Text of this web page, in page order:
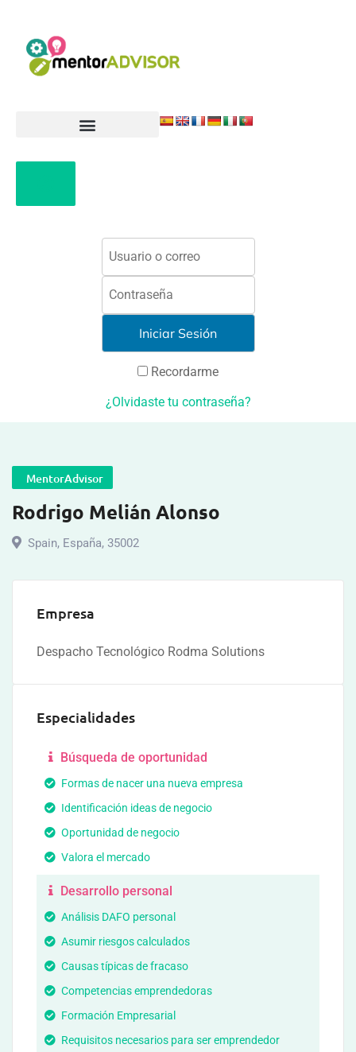
Recordarme
¿Olvidaste tu contraseña?
MentorAdvisor
Rodrigo Melián Alonso
Spain, España, 35002
Empresa
Despacho Tecnológico Rodma Solutions
Especialidades
Búsqueda de oportunidad
Formas de nacer una nueva empresa
Identificación ideas de negocio
Oportunidad de negocio
Valora el mercado
Desarrollo personal
Análisis DAFO personal
Asumir riesgos calculados
Causas típicas de fracaso
Competencias emprendedoras
Formación Empresarial
Requisitos necesarios para ser emprendedor